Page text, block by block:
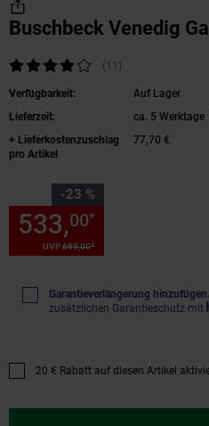
Buschbeck Venedig
Kundenbewertung: 4,18 von 5 Sternen
(11 )
Verfügbarkeit:
Auf Lager
Lieferzeit:
ca. 5 Werktage
+ Lieferkostenzuschlag
pro Artikel
77,70 €
-23 %
Sie Sparen 23 Prozent,
UVP699,00*
533,00*
Garantieverlängerung hinzufügen.
zusätzlichen Garantieschutz mit
Promotion "20 € Rabatt auf diesen
20 € Rabatt auf diesen Artikel